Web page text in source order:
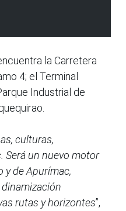
la Carretera
4; el Terminal
Industrial de
culturas,
Será un nuevo motor
y de Apurímac,
rutas y horizontes”,